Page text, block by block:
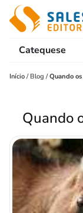
Catequese
Início / Blog /Quando
Quando